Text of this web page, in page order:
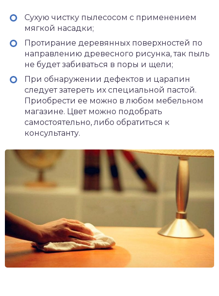
Сухую чистку пылесосом с применением
мягкой насадки;
Протирание деревянных поверхностей по
направлению древесного рисунка, так пыль
не будет забиваться в поры и щели;
При обнаружении дефектов и царапин
следует затереть их специальной пастой.
Приобрести ее можно в любом мебельном
магазине. Цвет можно подобрать
самостоятельно, либо обратиться к
консультанту.